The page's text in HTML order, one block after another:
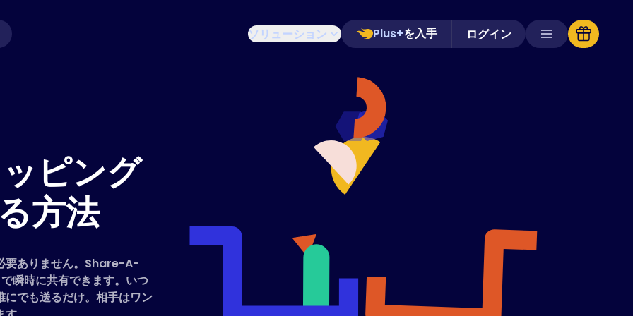
ソリューション Plus+を入手 ログイン
ピング
方法
要ありません。Share-A-
瞬時に共有できます。いつ
でも送るだけ。相手はワン